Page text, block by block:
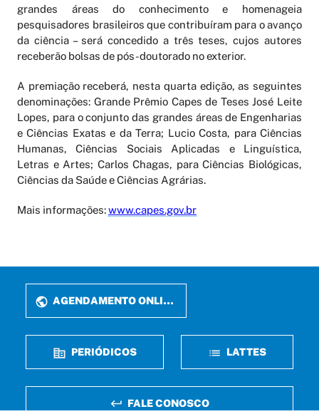
grandes áreas do conhecimento e homenageia
pesquisadores brasileiros que contribuíram para o avanço
da ciência – será concedido a três teses, cujos autores
receberão bolsas de pós-doutorado no exterior.
A premiação receberá, nesta quarta edição, as seguintes
denominações: Grande Prêmio Capes de Teses José Leite
Lopes, para o conjunto das grandes áreas de Engenharias
e Ciências Exatas e da Terra; Lucio Costa, para Ciências
Humanas, Ciências Sociais Aplicadas e Linguística,
Letras e Artes; Carlos Chagas, para Ciências Biológicas,
Ciências da Saúde e Ciências Agrárias.
Mais informações:www.capes.gov.br
AGENDAMENTO ONLINE
PERIÓDICOS LATTES
FALE CONOSCO